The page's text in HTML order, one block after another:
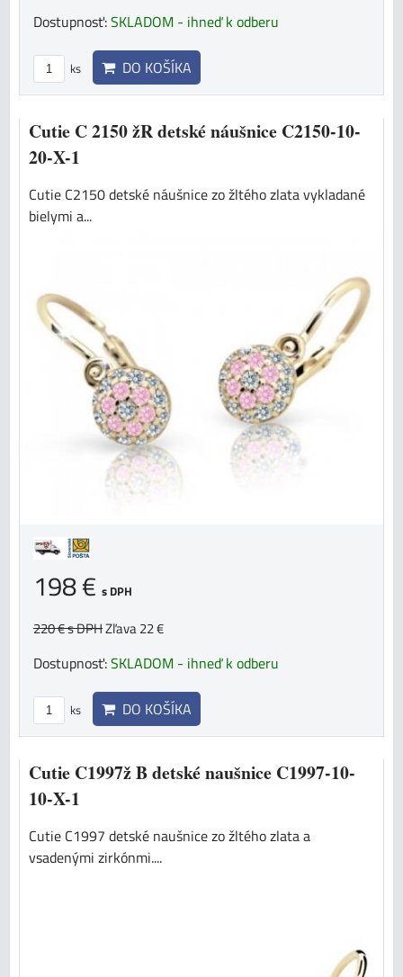
Dostupnosť:SKLADOM - ihneď k odberu
ks DO KOŠÍKA
Cutie C 2150 žR detské náušnice C2150-10-
20-X-1
Cutie C2150 detské náušnice zo žltého zlata vykladané
bielymi a...
198 € s DPH
220 €s DPHZľava 22 €
Dostupnosť:SKLADOM - ihneď k odberu
ks DO KOŠÍKA
Cutie C1997ž B detské naušnice C1997-10-
10-X-1
Cutie C1997 detské naušnice zo žltého zlata a
vsadenými zirkónmi....